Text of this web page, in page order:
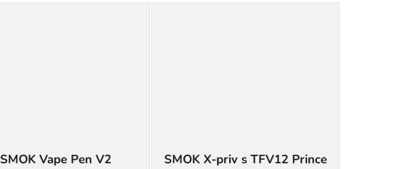
SMOK Vape Pen V2 SMOK X-priv s TFV12 Prince